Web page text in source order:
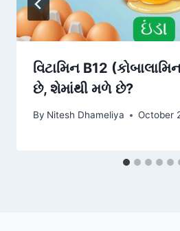
વિટામિન B12
છે, શેમાંથી મળે છે?
By Nitesh Dhameliya October